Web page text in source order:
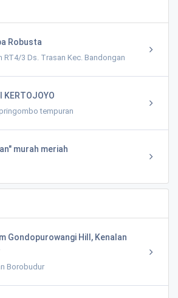
Robusta
RT4/3 Ds. Trasan Kec. Bandongan
KERTOJOYO
tempuran
murah meriah
Gondopurowangi Hill, Kenalan
Borobudur